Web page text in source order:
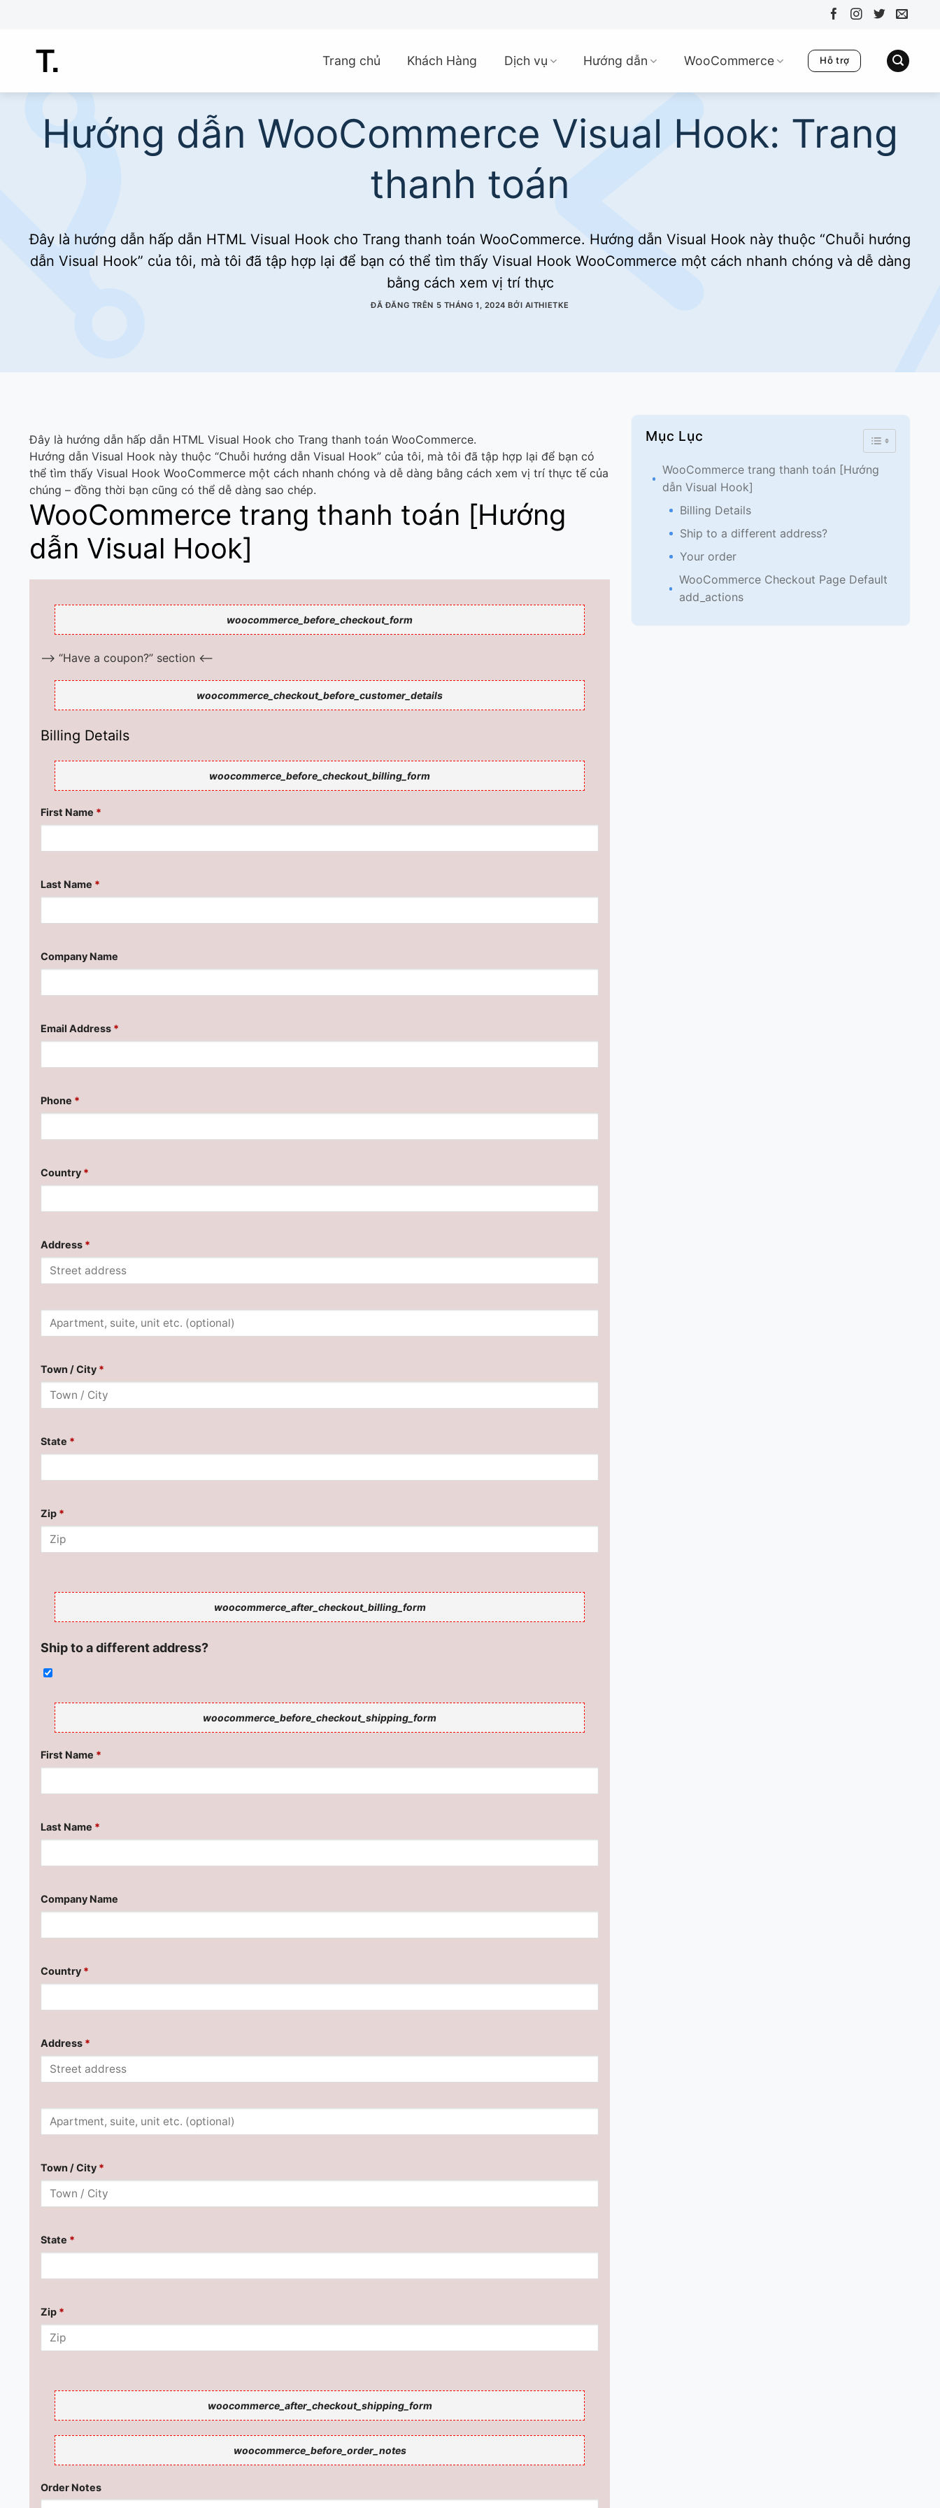
Trang chủ Khách Hàng Dịch vụ Hướng dẫn WooCommerce Hỗ trợ
Hướng dẫn WooCommerce Visual Hook: Trang
thanh toán
Đây là hướng dẫn hấp dẫn HTML Visual Hook cho Trang thanh toán WooCommerce. Hướng dẫn Visual Hook này thuộc “Chuỗi hướng
dẫn Visual Hook” của tôi, mà tôi đã tập hợp lại để bạn có thể tìm thấy Visual Hook WooCommerce một cách nhanh chóng và dễ dàng
bằng cách xem vị trí thực
ĐÃ ĐĂNG TRÊN 5 THÁNG 1, 2024 BỞI AITHIETKE
Đây là hướng dẫn hấp dẫn HTML Visual Hook cho Trang thanh toán WooCommerce.
Hướng dẫn Visual Hook này thuộc “Chuỗi hướng dẫn Visual Hook” của tôi, mà tôi đã tập hợp lại để bạn có
thể tìm thấy Visual Hook WooCommerce một cách nhanh chóng và dễ dàng bằng cách xem vị trí thực tế của
chúng – đồng thời bạn cũng có thể dễ dàng sao chép.
WooCommerce trang thanh toán [Hướng
dẫn Visual Hook]
woocommerce_before_checkout_form
–> “Have a coupon?” section <–
woocommerce_checkout_before_customer_details
Billing Details
woocommerce_before_checkout_billing_form
First Name *
Last Name *
Company Name
Email Address *
Phone *
Country *
Address *
Town / City *
State *
Zip *
woocommerce_after_checkout_billing_form
Ship to a different address?
woocommerce_before_checkout_shipping_form
First Name *
Last Name *
Company Name
Country *
Address *
Town / City *
State *
Zip *
woocommerce_after_checkout_shipping_form
woocommerce_before_order_notes
Order Notes
Mục Lục Toggle
WooCommerce trang thanh toán [Hướng
dẫn Visual Hook]
Billing Details
Ship to a different address?
Your order
WooCommerce Checkout Page Default
add_actions